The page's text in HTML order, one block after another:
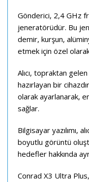
Gönderici, 2,4 GHz
jeneratörüdür. Bu
demir, kurşun,
etmek için özel
Alıcı, topraktan
hazırlayan bir
olarak ayarlanarak,
sağlar.
Bilgisayar yazılımı,
boyutlu görüntü
hedefler hakkında
Conrad X3 Ultra